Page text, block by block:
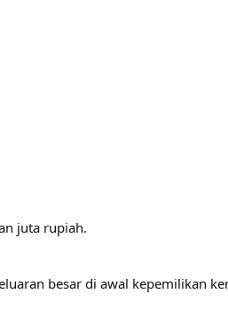
juta rupiah.
besar di awal kepemilikan